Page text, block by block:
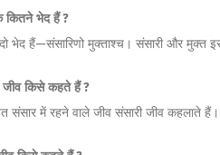
कितने भेद हैं?
भेद हैं—संसारिणो मुक्ताश्च। संसारी और मुक्त
जीव किसे कहते हैं?
संसार में रहने वाले जीव संसारी जीव कहलाते हैं।